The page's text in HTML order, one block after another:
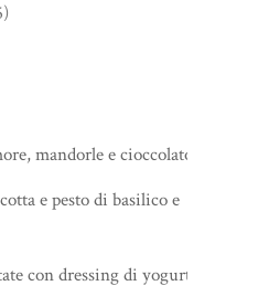
mandorle e cioccolato
e pesto di basilico e
con dressing di yogurt